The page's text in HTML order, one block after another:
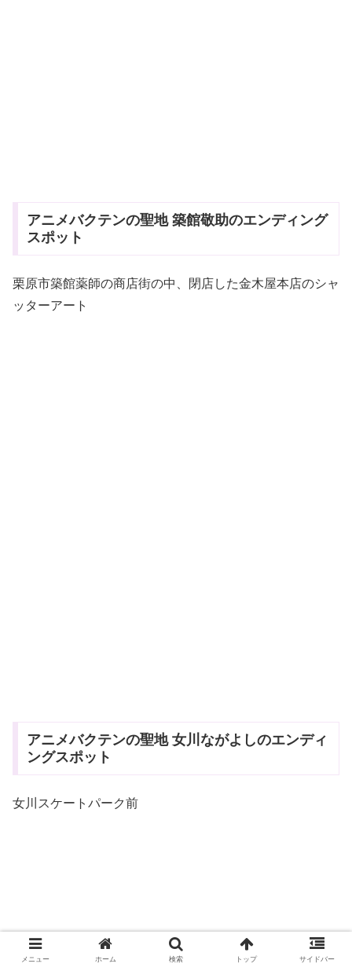
アニメバクテンの聖地 築館敬助のエンディング
スポット
栗原市築館薬師の商店街の中、閉店した金木屋本店のシャ
ッターアート
アニメバクテンの聖地 女川ながよしのエンディ
ングスポット
女川スケートパーク前
メニュー ホーム 検索 トップ サイドバー